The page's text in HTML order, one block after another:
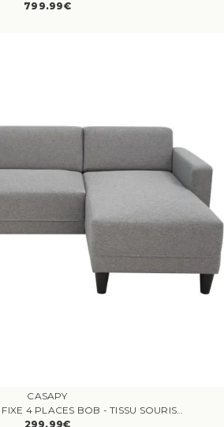
799.99€
CASAPY
CANAPÉ D'ANGLE FIXE 4 PLACES BOB - TISSU SOURIS - RÉVERSIBLE - L 197 X P 117 X H 65 CM
299.99€